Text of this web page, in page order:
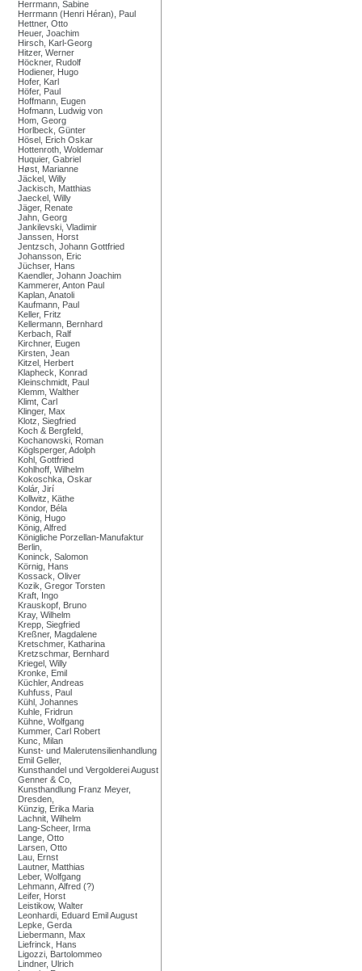
Herrmann, Sabine
Herrmann (Henri Héran), Paul
Hettner, Otto
Heuer, Joachim
Hirsch, Karl-Georg
Hitzer, Werner
Höckner, Rudolf
Hodiener, Hugo
Hofer, Karl
Höfer, Paul
Hoffmann, Eugen
Hofmann, Ludwig von
Hom, Georg
Horlbeck, Günter
Hösel, Erich Oskar
Hottenroth, Woldemar
Huquier, Gabriel
Høst, Marianne
Jäckel, Willy
Jackisch, Matthias
Jaeckel, Willy
Jäger, Renate
Jahn, Georg
Jankilevski, Vladimir
Janssen, Horst
Jentzsch, Johann Gottfried
Johansson, Eric
Jüchser, Hans
Kaendler, Johann Joachim
Kammerer, Anton Paul
Kaplan, Anatoli
Kaufmann, Paul
Keller, Fritz
Kellermann, Bernhard
Kerbach, Ralf
Kirchner, Eugen
Kirsten, Jean
Kitzel, Herbert
Klapheck, Konrad
Kleinschmidt, Paul
Klemm, Walther
Klimt, Carl
Klinger, Max
Klotz, Siegfried
Koch & Bergfeld,
Kochanowski, Roman
Köglsperger, Adolph
Kohl, Gottfried
Kohlhoff, Wilhelm
Kokoschka, Oskar
Kolár, Jirí
Kollwitz, Käthe
Kondor, Béla
König, Hugo
König, Alfred
Königliche Porzellan-Manufaktur
Berlin,
Koninck, Salomon
Körnig, Hans
Kossack, Oliver
Kozik, Gregor Torsten
Kraft, Ingo
Krauskopf, Bruno
Kray, Wilhelm
Krepp, Siegfried
Kreßner, Magdalene
Kretschmer, Katharina
Kretzschmar, Bernhard
Kriegel, Willy
Kronke, Emil
Küchler, Andreas
Kuhfuss, Paul
Kühl, Johannes
Kuhle, Fridrun
Kühne, Wolfgang
Kummer, Carl Robert
Kunc, Milan
Kunst- und Malerutensilienhandlung
Emil Geller,
Kunsthandel und Vergolderei August
Genner & Co,
Kunsthandlung Franz Meyer,
Dresden,
Künzig, Erika Maria
Lachnit, Wilhelm
Lang-Scheer, Irma
Lange, Otto
Larsen, Otto
Lau, Ernst
Lautner, Matthias
Leber, Wolfgang
Lehmann, Alfred (?)
Leifer, Horst
Leistikow, Walter
Leonhardi, Eduard Emil August
Lepke, Gerda
Liebermann, Max
Liefrinck, Hans
Ligozzi, Bartolommeo
Lindner, Ulrich